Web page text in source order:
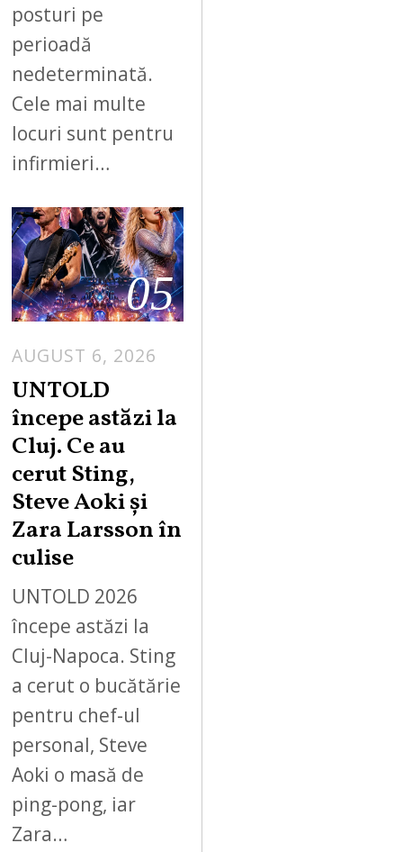
posturi pe
perioadă
nedeterminată.
Cele mai multe
locuri sunt pentru
infirmieri…
05
AUGUST 6, 2026
UNTOLD
începe astăzi la
Cluj. Ce au
cerut Sting,
Steve Aoki și
Zara Larsson în
culise
UNTOLD 2026
începe astăzi la
Cluj-Napoca. Sting
a cerut o bucătărie
pentru chef-ul
personal, Steve
Aoki o masă de
ping-pong, iar
Zara…